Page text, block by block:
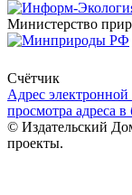
Министерство
Счётчик
Адрес
просмотра адреса
© Издательский
проекты.